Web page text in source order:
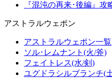
『混沌の再来･後編』攻
アストラルウェポン
アストラルウェポン一覧
ソル･レムナント(火/斧)
フェイトレス(水/剣)
ユグドラシルブランチ(